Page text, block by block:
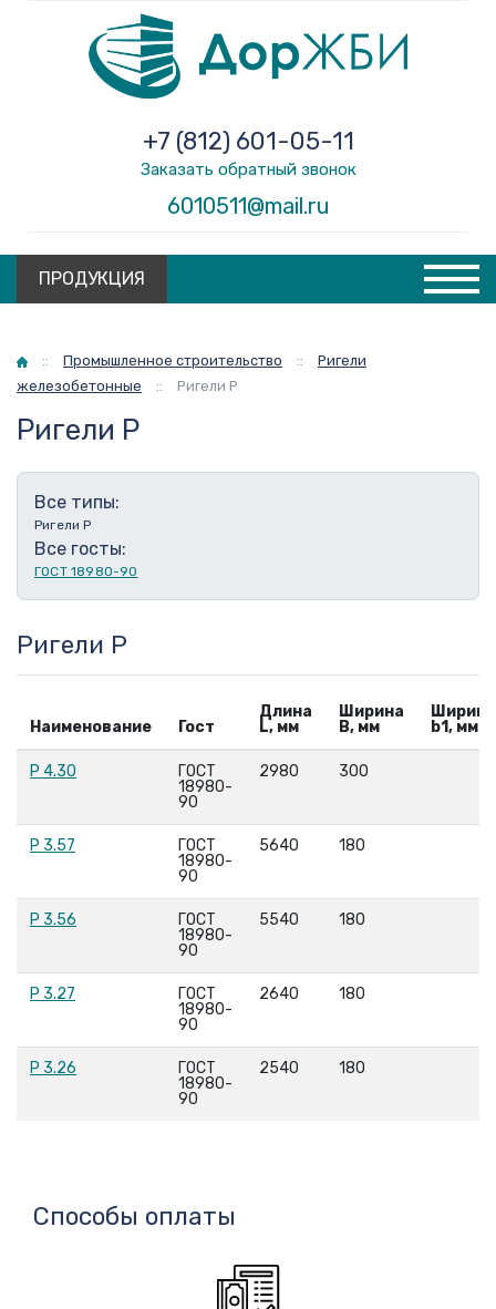
6010511@mail.ru
+7 (812) 601-05-11
Заказать обратный звонок
ПРОДУКЦИЯ
Главная
:: Промышленное строительство ::
Ригели
железобетонные
:: Ригели Р
Ригели Р
Все типы:
Ригели Р
Все госты:
ГОСТ 18980-90
Ригели Р
Наименование Гост
Длина
L, мм
Ширина
B, мм
Ширина
b1, мм
Р 4.30
ГОСТ
18980-
90
2980 300
Р 3.57
ГОСТ
18980-
90
5640 180
Р 3.56
ГОСТ
18980-
90
5540 180
Р 3.27
ГОСТ
18980-
90
2640 180
Р 3.26
ГОСТ
18980-
90
2540 180
Способы оплаты